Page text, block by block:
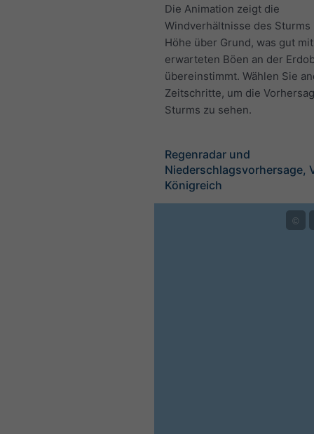
Die Animation zeigt die
Windverhältnisse des Sturms
Höhe über Grund, was gut
erwarteten Böen an der
übereinstimmt. Wählen Sie
Zeitschritte, um die
Sturms zu sehen.
Regenradar und
Niederschlagsvorhersage,
Königreich
©